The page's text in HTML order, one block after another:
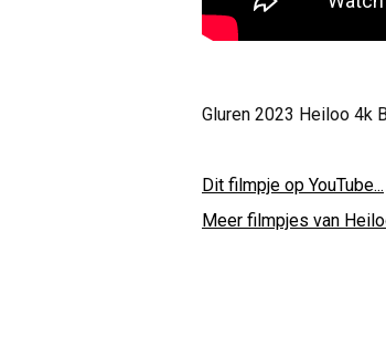
Gluren 2023 Heiloo 4k
Dit filmpje op YouTube...
Meer filmpjes van